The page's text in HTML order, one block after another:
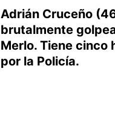
Adrián Cruceño
brutalmente
Merlo. Tiene cinco
por la Policía.